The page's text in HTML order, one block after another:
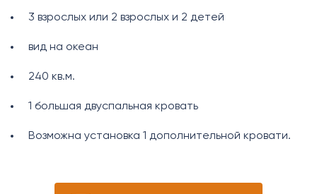
3 взрослых или 2 взрослых и 2 детей
вид на океан
240 кв.м.
1 большая двуспальная кровать
Возможна установка 1 дополнительной кровати.